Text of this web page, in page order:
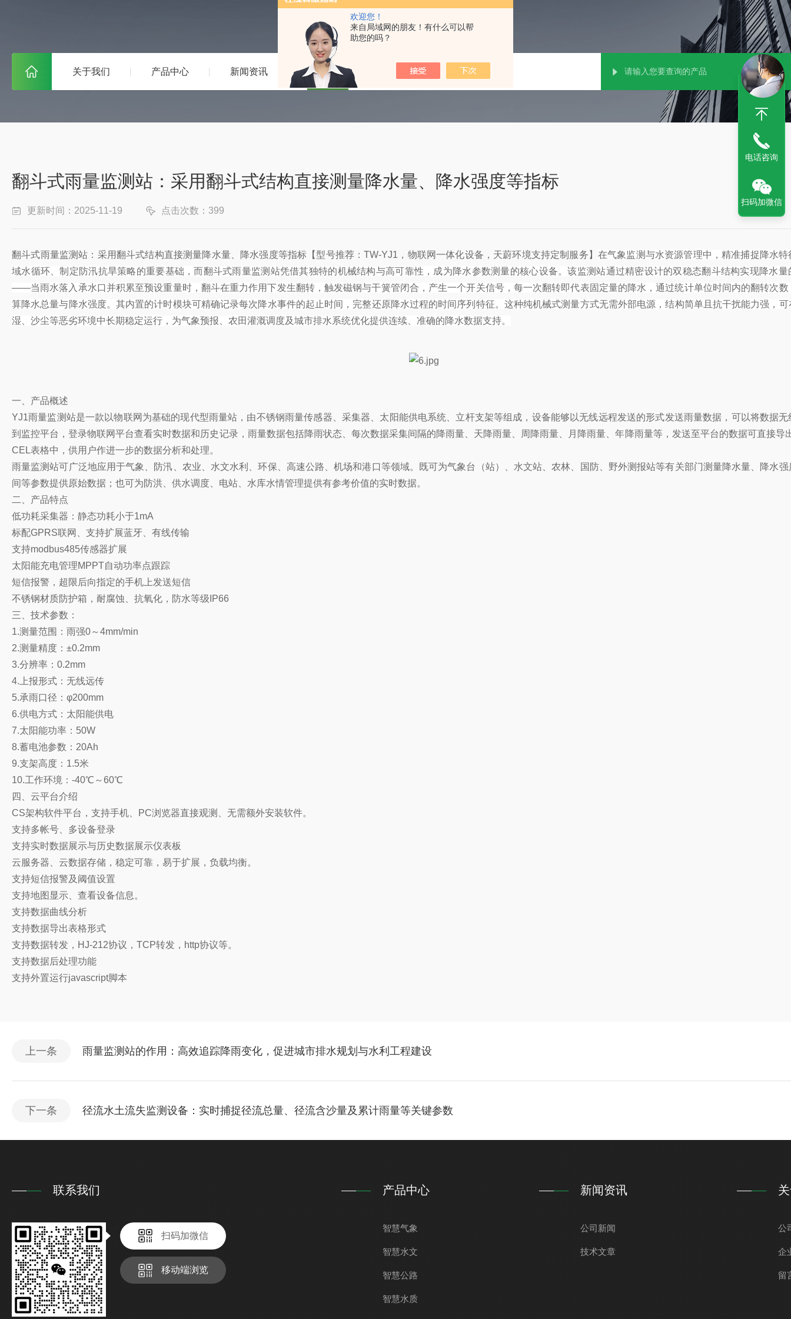
欢迎您！
来自局域网的朋友！有什么可以帮
助您的吗？
关于我们 产品中心 新闻资讯 技术文章 在线留言 联系我们
翻斗式雨量监测站：采用翻斗式结构直接测量降水量、降水强度等指标
更新时间：2025-11-19 点击次数：399
翻斗式雨量监测站：采用翻斗式结构直接测量降水量、降水强度等指标【型号推荐：TW-YJ1，物联网一体化设备，天蔚环境支持定制服务】 在气象监测与水资源管理中，精准捕捉降水特
域水循环、制定防汛抗旱策略的重要基础，而翻斗式雨量监测站凭借其独特的机械结构与高可靠性，成为降水参数测量的核心设备。该监测站通过精密设计的双稳态翻斗结构实现降水量
——当雨水落入承水口并积累至预设重量时，翻斗在重力作用下发生翻转，触发磁钢与干簧管闭合，产生一个开关信号，每一次翻转即代表固定量的降水，通过统计单位时间内的翻转次数
算降水总量与降水强度。其内置的计时模块可精确记录每次降水事件的起止时间，完整还原降水过程的时间序列特征。这种纯机械式测量方式无需外部电源，结构简单且抗干扰能力强，可
湿、沙尘等恶劣环境中长期稳定运行，为气象预报、农田灌溉调度及城市排水系统优化提供连续、准确的降水数据支持。
一、产品概述
YJ1雨量监测站是一款以物联网为基础的现代型雨量站，由不锈钢雨量传感器、采集器、太阳能供电系统、立杆支架等组成，设备能够以无线远程发送的形式发送雨量数据，可以将数据无
到监控平台，登录物联网平台查看实时数据和历史记录，雨量数据包括降雨状态、每次数据采集间隔的降雨量、天降雨量、周降雨量、月降雨量、年降雨量等，发送至平台的数据可直接导
CEL表格中，供用户作进一步的数据分析和处理。
雨量监测站可广泛地应用于气象、防汛、农业、水文水利、环保、高速公路、机场和港口等领域。既可为气象台（站）、水文站、农林、国防、野外测报站等有关部门测量降水量、降水强
间等参数提供原始数据；也可为防洪、供水调度、电站、水库水情管理提供有参考价值的实时数据。
二、产品特点
低功耗采集器：静态功耗小于1mA
标配GPRS联网、支持扩展蓝牙、有线传输
支持modbus485传感器扩展
太阳能充电管理MPPT自动功率点跟踪
短信报警，超限后向指定的手机上发送短信
不锈钢材质防护箱，耐腐蚀、抗氧化，防水等级IP66
三、技术参数：
1.测量范围：雨强0～4mm/min
2.测量精度：±0.2mm
3.分辨率：0.2mm
4.上报形式：无线远传
5.承雨口径：φ200mm
6.供电方式：太阳能供电
7.太阳能功率：50W
8.蓄电池参数：20Ah
9.支架高度：1.5米
10.工作环境：-40℃～60℃
四、云平台介绍
CS架构软件平台，支持手机、PC浏览器直接观测、无需额外安装软件。
支持多帐号、多设备登录
支持实时数据展示与历史数据展示仪表板
云服务器、云数据存储，稳定可靠，易于扩展，负载均衡。
支持短信报警及阈值设置
支持地图显示、查看设备信息。
支持数据曲线分析
支持数据导出表格形式
支持数据转发，HJ-212协议，TCP转发，http协议等。
支持数据后处理功能
支持外置运行javascript脚本
上一条 雨量监测站的作用：高效追踪降雨变化，促进城市排水规划与水利工程建设
下一条 径流水土流失监测设备：实时捕捉径流总量、径流含沙量及累计雨量等关键参数
联系我们
扫码加微信
移动端浏览
产品中心
智慧气象
智慧水文
智慧公路
智慧水质
新闻资讯
公司新闻
技术文章
公
企
留
电话咨询
扫码加微信